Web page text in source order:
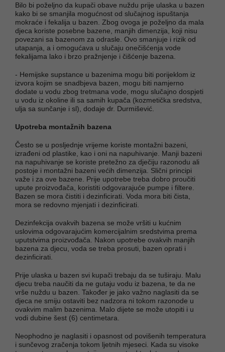
Bilo bi poželjno da kupači obave nuždu prije ulaska u bazen
kako bi se smanjila mogućnost od slučajnog ispuštanja
mokraće i fekalija u bazen. Zbog ovoga je poželjno da mala
djeca koriste posebne bazene, manjih dimenzija, koji nisu
povezani sa bazenom za odrasle. Ovo smanjuje i rizik od
utapanja, a i omogućava u slučaju onečišćenja vode
fekalijama lako i brzo pražnjenje i čišćenje bazena.
- Hemijske supstance u bazenima mogu biti porijeklom iz
izvora kojim se snadbjeva bazen, mogu biti namjerno
dodate u vodu zbog tretmana vode, mogu slučajno dospjeti
u vodu iz okoline ili sa samih kupača (kozmetička sredstva,
ulja sa sunčanje i sl), dodaje dr. Durmišević.
Upotreba montažnih bazena
Često se u posljednje vrijeme koriste montažni bazeni,
izrađeni od plastike, kao i oni na napuhivanje. Manji bazeni
na napuhivanje se koriste pretežno za dječiju razonodu ali
postoje i montažni bazeni većih dimenzija. Slični principi
važe i za ove bazene. Prije upotrebe treba dobro proučiti
upute proizvođača, koristiti odgovarajuće pumpe i filtere.
Bazen se mora čistiti i dezinficirati. Voda mora biti čista,
mora se redovno mjenjati i dezinficirati.
Dezinfekcija ovakvih bazena se može vršiti u kućnim
uslovima odgovarajućim komercijalnim sredstvima prema
uputstvima proizvođača. Nakon upotrebe ovakvih manjih
bazena za djecu, voda se treba prosuti, bazen oprati i
dezinficirati.
Prije ulaska u bazen svi kupači trebaju da se tuširaju. Malu
djecu treba naučiti da ne gutaju vodu iz bazena, te da ne
vrše nuždu u bazen. Također je jako važno naglasiti da se
djeca ne smiju ostaviti bez nadzora ni tokom razonode u
ovakvim malim bazenima. Malo dijete se može utopiti i u
vodi dubine šest (6) centimetara.
Neophodno je naglasiti i opasnost od povišenih temperatura
i sunčevog zračenja tokom ljetnih mjeseci. Kada su visoke